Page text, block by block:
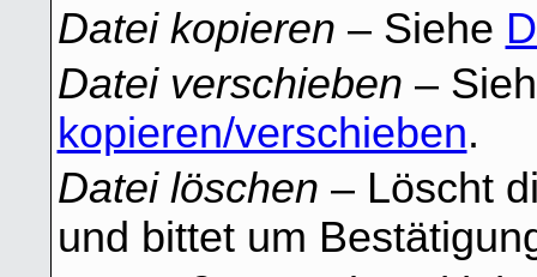
Datei kopieren – Siehe
Datei verschieben –
kopieren/verschieben.
Datei löschen – Löscht
und bittet um